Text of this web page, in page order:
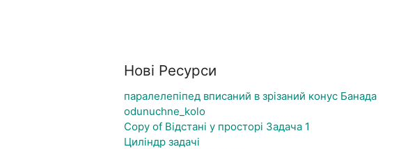
Нові Ресурси
паралелепіпед вписаний в зрізаний конус Банада
odunuchne_kolo
Copy of Відстані у просторі Задача 1
Циліндр задачі